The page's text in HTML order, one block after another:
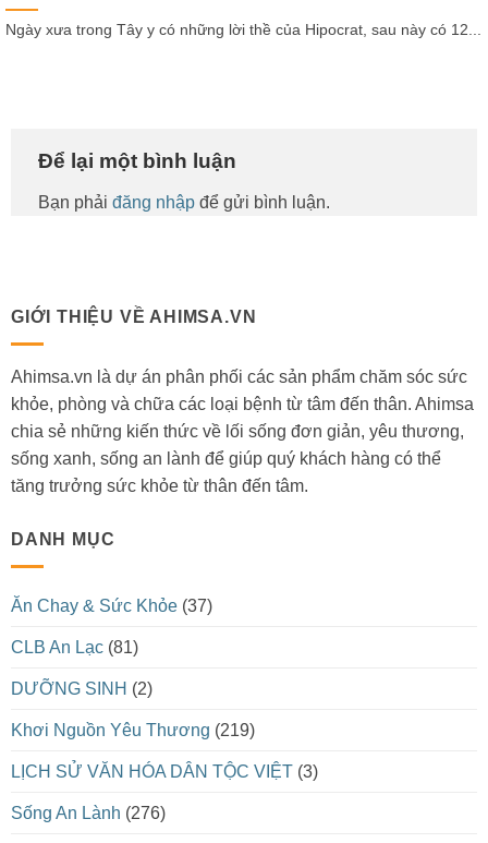
Ngày xưa trong Tây y có những lời thề của Hipocrat, sau này có 12...
Để lại một bình luận
Bạn phải đăng nhập để gửi bình luận.
GIỚI THIỆU VỀ AHIMSA.VN
Ahimsa.vn là dự án phân phối các sản phẩm chăm sóc sức
khỏe, phòng và chữa các loại bệnh từ tâm đến thân. Ahimsa
chia sẻ những kiến thức về lối sống đơn giản, yêu thương,
sống xanh, sống an lành để giúp quý khách hàng có thể
tăng trưởng sức khỏe từ thân đến tâm.
DANH MỤC
Ăn Chay & Sức Khỏe (37)
CLB An Lạc (81)
DƯỠNG SINH (2)
Khơi Nguồn Yêu Thương (219)
LỊCH SỬ VĂN HÓA DÂN TỘC VIỆT (3)
Sống An Lành (276)